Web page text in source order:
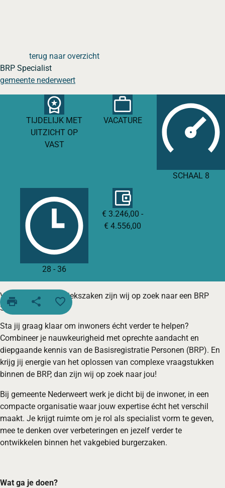
terug naar overzicht
BRP Specialist
gemeente nederweert
TIJDELIJK MET
UITZICHT OP
VAST
VACATURE
SCHAAL 8
28 - 36
€ 3.246,00 -
€ 4.556,00
print share favorite_border
Voor het team Publiekszaken zijn wij op zoek naar een BRP
Specialist.
Sta jij graag klaar om inwoners écht verder te helpen?
Combineer je nauwkeurigheid met oprechte aandacht en
diepgaande kennis van de Basisregistratie Personen (BRP). En
krijg jij energie van het oplossen van complexe vraagstukken
binnen de BRP, dan zijn wij op zoek naar jou!
Bij gemeente Nederweert werk je dicht bij de inwoner, in een
compacte organisatie waar jouw expertise écht het verschil
maakt. Je krijgt ruimte om je rol als specialist vorm te geven,
mee te denken over verbeteringen en jezelf verder te
ontwikkelen binnen het vakgebied burgerzaken.
Wat ga je doen?